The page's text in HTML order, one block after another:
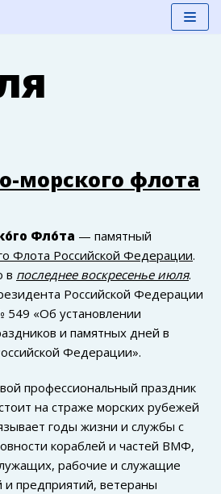
морского флота
Фло́та — памятный
Флота Российской Федерации.
в последнее воскресенье июля.
Российской Федерации
549 «Об установлении
и памятных дней в
Федерации».
профессиональный праздник
на страже морских рубежей
годы жизни и службы с
кораблей и частей ВМФ,
рабочие и служащие
предприятий, ветераны